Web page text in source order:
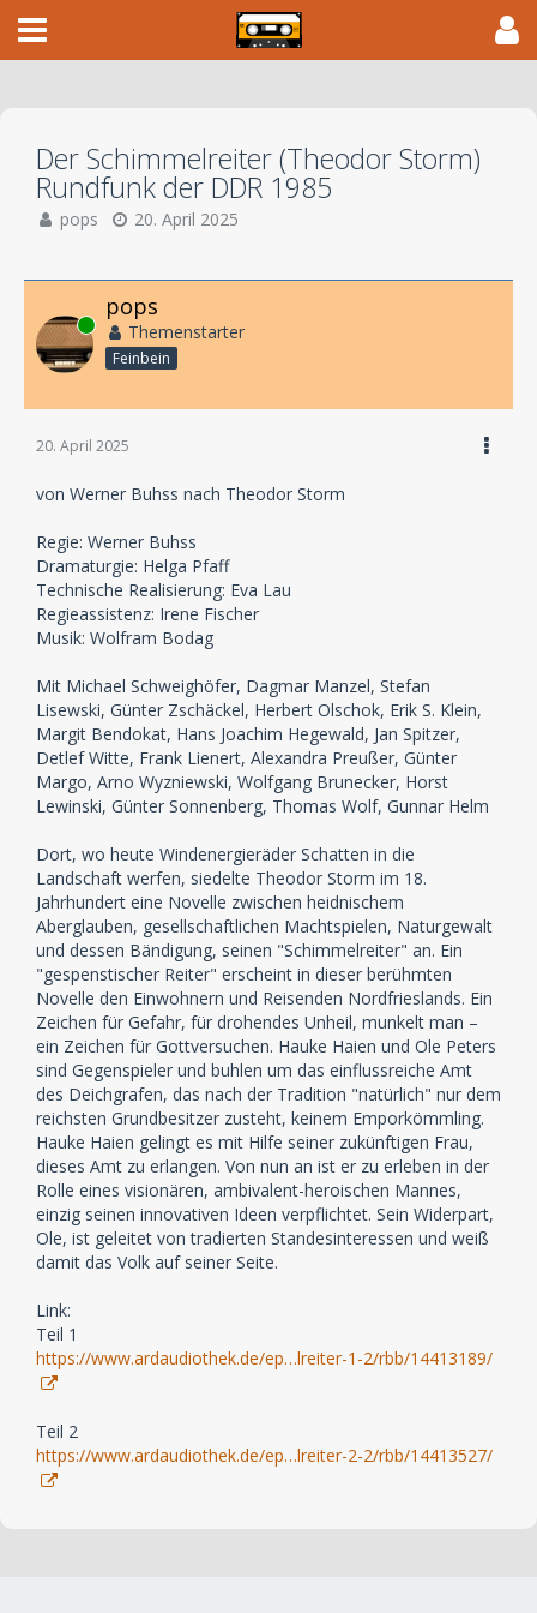
Der Schimmelreiter (Theodor Storm)
Rundfunk der DDR 1985
pops 20. April 2025
Online
pops
Themenstarter
Feinbein
20. April 2025
von Werner Buhss nach Theodor Storm
Regie: Werner Buhss
Dramaturgie: Helga Pfaff
Technische Realisierung: Eva Lau
Regieassistenz: Irene Fischer
Musik: Wolfram Bodag
Mit Michael Schweighöfer, Dagmar Manzel, Stefan
Lisewski, Günter Zschäckel, Herbert Olschok, Erik S. Klein,
Margit Bendokat, Hans Joachim Hegewald, Jan Spitzer,
Detlef Witte, Frank Lienert, Alexandra Preußer, Günter
Margo, Arno Wyzniewski, Wolfgang Brunecker, Horst
Lewinski, Günter Sonnenberg, Thomas Wolf, Gunnar Helm
Dort, wo heute Windenergieräder Schatten in die
Landschaft werfen, siedelte Theodor Storm im 18.
Jahrhundert eine Novelle zwischen heidnischem
Aberglauben, gesellschaftlichen Machtspielen, Naturgewalt
und dessen Bändigung, seinen "Schimmelreiter" an. Ein
"gespenstischer Reiter" erscheint in dieser berühmten
Novelle den Einwohnern und Reisenden Nordfrieslands. Ein
Zeichen für Gefahr, für drohendes Unheil, munkelt man –
ein Zeichen für Gottversuchen. Hauke Haien und Ole Peters
sind Gegenspieler und buhlen um das einflussreiche Amt
des Deichgrafen, das nach der Tradition "natürlich" nur dem
reichsten Grundbesitzer zusteht, keinem Emporkömmling.
Hauke Haien gelingt es mit Hilfe seiner zukünftigen Frau,
dieses Amt zu erlangen. Von nun an ist er zu erleben in der
Rolle eines visionären, ambivalent-heroischen Mannes,
einzig seinen innovativen Ideen verpflichtet. Sein Widerpart,
Ole, ist geleitet von tradierten Standesinteressen und weiß
damit das Volk auf seiner Seite.
Link:
Teil 1
https://www.ardaudiothek.de/ep…lreiter-1-2/rbb/14413189/
Teil 2
https://www.ardaudiothek.de/ep…lreiter-2-2/rbb/14413527/